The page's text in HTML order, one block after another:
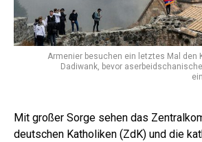
Armenier besuchen ein letztes Mal den
Dadiwank, bevor
Mit großer Sorge sehen das
deutschen Katholiken (ZdK) und die